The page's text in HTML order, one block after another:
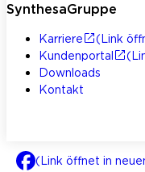
SynthesaGruppe
Karriere
(Link
Kundenportal
Downloads
Kontakt
(Link öffnet in